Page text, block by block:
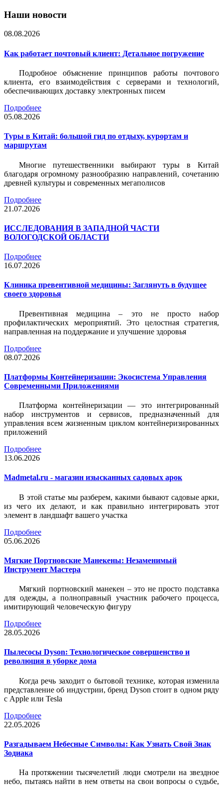
Наши новости
08.08.2026
Как работает почтовый клиент: Детальное погружение
Подробное объяснение принципов работы почтового
клиента, его взаимодействия с серверами и технологий,
обеспечивающих доставку электронных писем
Подробнее
05.08.2026
Туры в Китай: большой гид по отдыху, курортам и
маршрутам
Многие путешественники выбирают туры в Китай
благодаря огромному разнообразию направлений, сочетанию
древней культуры и современных мегаполисов
Подробнее
21.07.2026
ИССЛЕДОВАНИЯ В ЗАПАДНОЙ ЧАСТИ
ВОЛОГОДСКОЙ ОБЛАСТИ
Подробнее
16.07.2026
Клиника превентивной медицины: Заглянуть в будущее
своего здоровья
Превентивная медицина – это не просто набор
профилактических мероприятий. Это целостная стратегия,
направленная на поддержание и улучшение здоровья
Подробнее
08.07.2026
Платформы Контейнеризации: Экосистема Управления
Современными Приложениями
Платформа контейнеризации — это интегрированный
набор инструментов и сервисов, предназначенный для
управления всем жизненным циклом контейнеризированных
приложений
Подробнее
13.06.2026
Madmetal.ru - магазин изысканных садовых арок
В этой статье мы разберем, какими бывают садовые арки,
из чего их делают, и как правильно интегрировать этот
элемент в ландшафт вашего участка
Подробнее
05.06.2026
Мягкие Портновские Манекены: Незаменимый
Инструмент Мастера
Мягкий портновский манекен – это не просто подставка
для одежды, а полноправный участник рабочего процесса,
имитирующий человеческую фигуру
Подробнее
28.05.2026
Пылесосы Dyson: Технологическое совершенство и
революция в уборке дома
Когда речь заходит о бытовой технике, которая изменила
представление об индустрии, бренд Dyson стоит в одном ряду
с Apple или Tesla
Подробнее
22.05.2026
Разгадываем Небесные Символы: Как Узнать Свой Знак
Зодиака
На протяжении тысячелетий люди смотрели на звездное
небо, пытаясь найти в нем ответы на свои вопросы о судьбе,